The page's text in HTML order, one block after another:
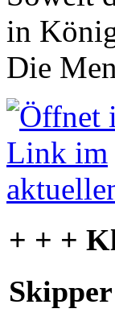
in
Die
+ + +